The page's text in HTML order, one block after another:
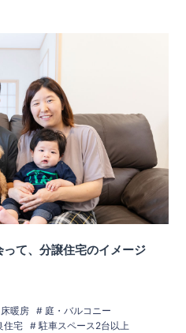
て、分譲住宅のイメージ
床暖房
庭・バルコニー
住宅 駐車スペース2台以上